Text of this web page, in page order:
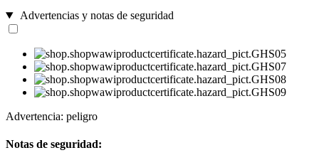
Advertencias y notas de seguridad
Advertencia: peligro
Notas de seguridad: